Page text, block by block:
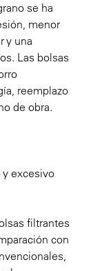
se ha
menor
y una
Las bolsas
reemplazo
de obra.
excesivo
filtrantes
con